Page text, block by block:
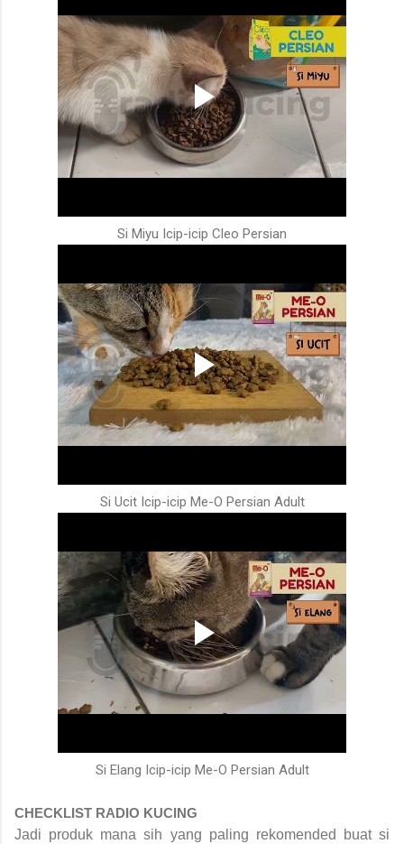
Si Miyu Icip-icip Cleo Persian
Si Ucit Icip-icip Me-O Persian Adult
Si Elang Icip-icip Me-O Persian Adult
CHECKLIST RADIO KUCING
Jadi produk mana sih yang paling rekomended buat si